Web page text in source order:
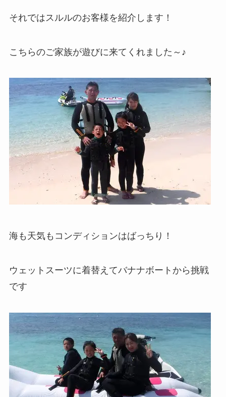
それではスルルのお客様を紹介します！
こちらのご家族が遊びに来てくれました～♪
海も天気もコンディションはばっちり！
ウェットスーツに着替えてバナナボートから挑戦
です